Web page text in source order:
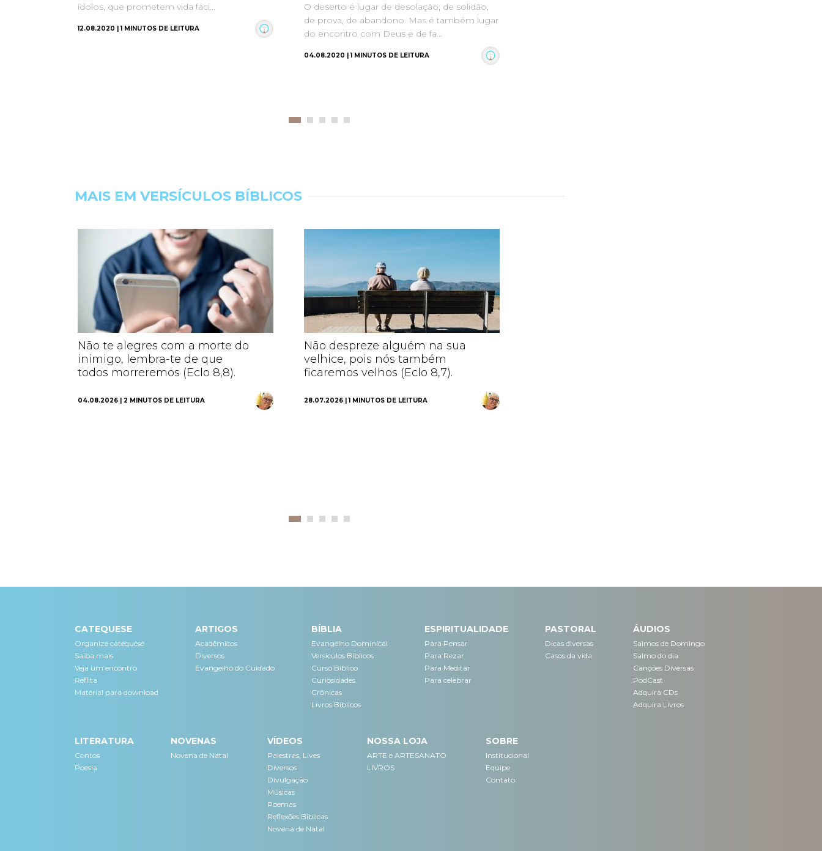
ídolos, que prometem vida fáci...
12.08.2020 | 1 MINUTOS DE LEITURA
O deserto é lugar de desolação, de solidão,
de prova, de abandono. Mas é também lugar
do encontro com Deus e de fa...
04.08.2020 | 1 MINUTOS DE LEITURA
MAIS EM VERSÍCULOS BÍBLICOS
Não te alegres com a morte do
inimigo, lembra-te de que
todos morreremos (Eclo 8,8).
04.08.2026 | 2 MINUTOS DE LEITURA
Não despreze alguém na sua
velhice, pois nós também
ficaremos velhos (Eclo 8,7).
28.07.2026 | 1 MINUTOS DE LEITURA
CATEQUESE
Organize catequese
Saiba mais
Veja um encontro
Reflita
Material para download
ARTIGOS
Acadêmicos
Diversos
Evangelho do Cuidado
BÍBLIA
Evangelho Dominical
Versículos Bíblicos
Curso Bíblico
Curiosidades
Crônicas
Livros Bíblicos
ESPIRITUALIDADE
Para Pensar
Para Rezar
Para Meditar
Para celebrar
PASTORAL
Dicas diversas
Casos da vida
ÁUDIOS
Salmos de Domingo
Salmo do dia
Canções Diversas
PodCast
Adquira CDs
Adquira Livros
LITERATURA
Contos
Poesia
NOVENAS
Novena de Natal
VÍDEOS
Palestras, Lives
Diversos
Divulgação
Músicas
Poemas
Reflexões Bíblicas
Novena de Natal
NOSSA LOJA
ARTE e ARTESANATO
LIVROS
SOBRE
Institucional
Equipe
Contato